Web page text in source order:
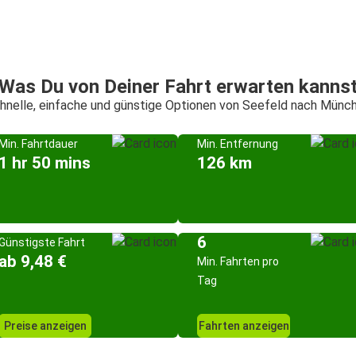
Du von Deiner Fahrt erwarten kannst
einfache und günstige Optionen von Seefeld nach
Fahrtdauer
hr 50 mins
Min. Entfernung
126 km
Fahrt
9,48 €
Preise anzeigen
6
Min. Fahrten pro
Tag
Fahrten anzeigen